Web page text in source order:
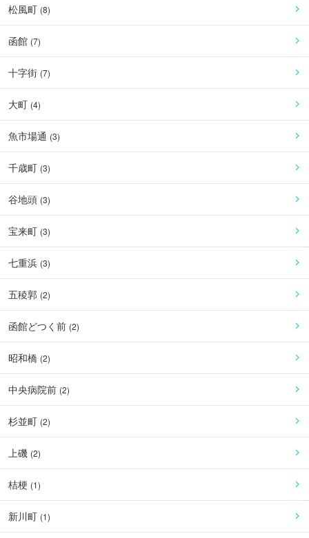
松風町 (8)
函館 (7)
十字街 (7)
大町 (4)
魚市場通 (3)
千歳町 (3)
谷地頭 (3)
宝来町 (3)
七重浜 (3)
五稜郭 (2)
函館どつく前 (2)
昭和橋 (2)
中央病院前 (2)
杉並町 (2)
上磯 (2)
桔梗 (1)
新川町 (1)